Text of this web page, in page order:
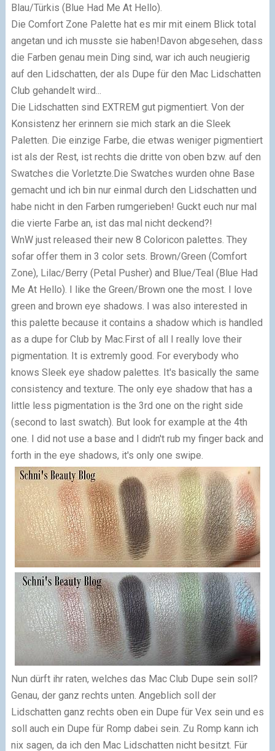
Blau/Türkis (Blue Had Me At Hello).
Die Comfort Zone Palette hat es mir mit einem Blick total
angetan und ich musste sie haben!Davon abgesehen, dass
die Farben genau mein Ding sind, war ich auch neugierig
auf den Lidschatten, der als Dupe für den Mac Lidschatten
Club gehandelt wird...
Die Lidschatten sind EXTREM gut pigmentiert. Von der
Konsistenz her erinnern sie mich stark an die Sleek
Paletten. Die einzige Farbe, die etwas weniger pigmentiert
ist als der Rest, ist rechts die dritte von oben bzw. auf den
Swatches die Vorletzte.Die Swatches wurden ohne Base
gemacht und ich bin nur einmal durch den Lidschatten und
habe nicht in den Farben rumgerieben! Guckt euch nur mal
die vierte Farbe an, ist das mal nicht deckend?!
WnW just released their new 8 Coloricon palettes. They
sofar offer them in 3 color sets. Brown/Green (Comfort
Zone), Lilac/Berry (Petal Pusher) and Blue/Teal (Blue Had
Me At Hello). I like the Green/Brown one the most. I love
green and brown eye shadows. I was also interested in
this palette because it contains a shadow which is handled
as a dupe for Club by Mac. First of all I really love their
pigmentation. It is extremly good. For everybody who
knows Sleek eye shadow palettes. It's basically the same
consistency and texture. The only eye shadow that has a
little less pigmentation is the 3rd one on the right side
(second to last swatch). But look for example at the 4th
one. I did not use a base and I didn't rub my finger back and
forth in the eye shadows, it's only one swipe.
Nun dürft ihr raten, welches das Mac Club Dupe sein soll?
Genau, der ganz rechts unten. Angeblich soll der
Lidschatten ganz rechts oben ein Dupe für Vex sein und es
soll auch ein Dupe für Romp dabei sein. Zu Romp kann ich
nix sagen, da ich den Mac Lidschatten nicht besitzt. Für